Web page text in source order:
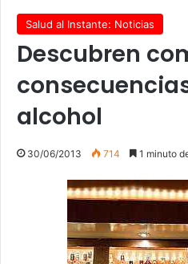
Salud al Instante: Noticias
Descubren
alcohol
30/06/2013 714 1 minuto